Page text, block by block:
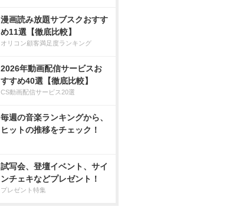
漫画読み放題サブスクおすす
め11選【徹底比較】
オリコン顧客満足度ランキング
2026年動画配信サービスお
すすめ40選【徹底比較】
CS動画配信サービス20選
毎週の音楽ランキングから、
ヒットの推移をチェック！
試写会、登壇イベント、サイ
ンチェキなどプレゼント！
プレゼント特集